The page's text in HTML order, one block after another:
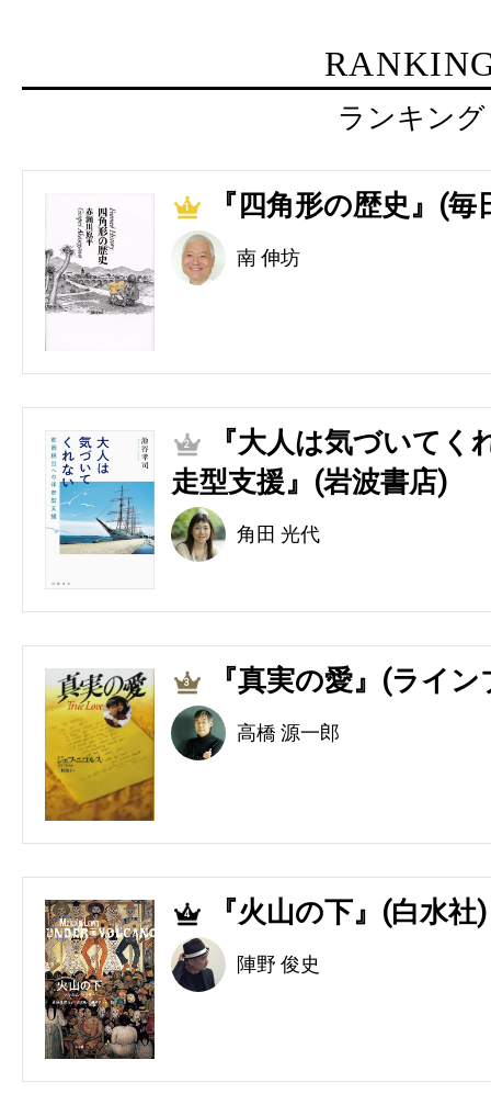
ランキング
1 『四角形の歴史』(毎
南 伸坊
2
『大人は気づいてく
走型支援』(岩波書店)
角田 光代
3 『真実の愛』(ライ
高橋 源一郎
4 『火山の下』(白水社)
陣野 俊史